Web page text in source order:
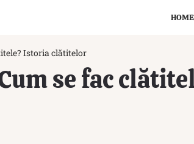
HOME
Istoria clătitelor
se fac